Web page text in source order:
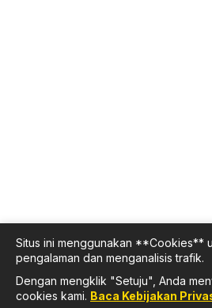
Situs ini menggunakan **Cookies**
pengalaman dan menganalisis trafik.
Dengan mengklik "Setuju", Anda
cookies kami. Baca Kebijakan